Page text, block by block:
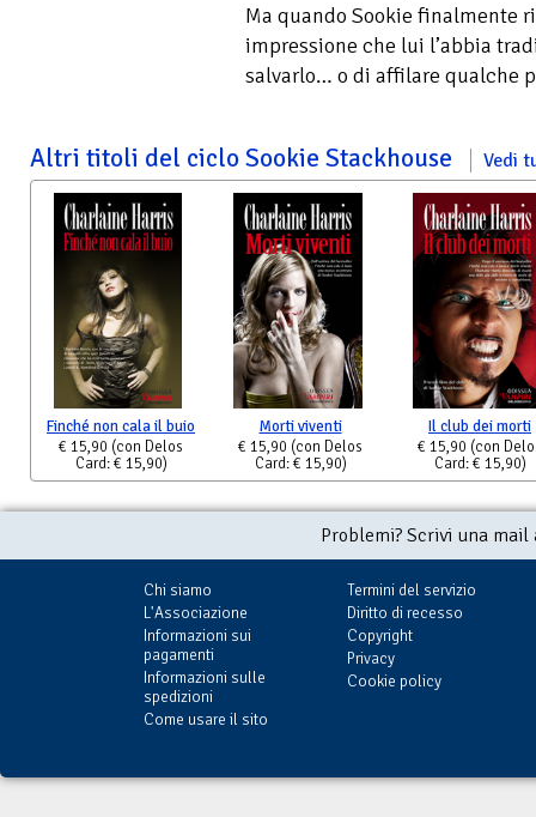
Ma quando Sookie finalmente
impressione che lui l’abbia
salvarlo… o di affilare qualche
Altri titoli del ciclo Sookie Stackhouse Vedi
Finché non cala il buio
€ 15,90 (con Delos
Card: € 15,90)
Morti viventi
€ 15,90 (con Delos
Card: € 15,90)
Il club dei morti
€ 15,90 (con
Card: € 15,90)
Problemi? Scrivi una
Chi siamo
L'Associazione
Informazioni sui
pagamenti
Informazioni sulle
spedizioni
Come usare il sito
Termini del servizio
Diritto di recesso
Copyright
Privacy
Cookie policy